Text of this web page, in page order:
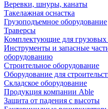
Веревки, шнуры, канаты
Такелажная оснастка
Грузоподъемное оборудование
Траверсы
Комплектующие для грузовых
Инструменты и запасные
оборудованию
Строительное оборудование
Оборудование для
Складское оборудование
Продукция компании Able
Защита от падения с высоты